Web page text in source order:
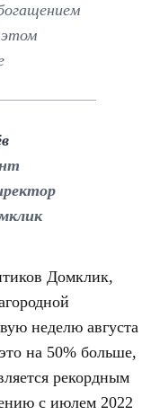
этом
Домклик,
неделю августа
на 50% больше,
рекордным
с июлем 2022